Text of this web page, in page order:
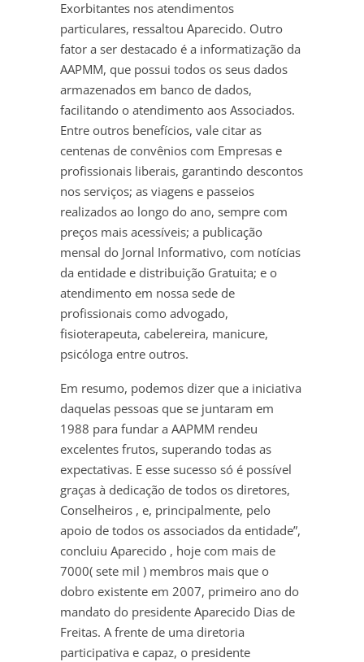
Exorbitantes nos atendimentos
particulares, ressaltou Aparecido. Outro
fator a ser destacado é a informatização da
AAPMM, que possui todos os seus dados
armazenados em banco de dados,
facilitando o atendimento aos Associados.
Entre outros benefícios, vale citar as
centenas de convênios com Empresas e
profissionais liberais, garantindo descontos
nos serviços; as viagens e passeios
realizados ao longo do ano, sempre com
preços mais acessíveis; a publicação
mensal do Jornal Informativo, com notícias
da entidade e distribuição Gratuita; e o
atendimento em nossa sede de
profissionais como advogado,
fisioterapeuta, cabelereira, manicure,
psicóloga entre outros.
Em resumo, podemos dizer que a iniciativa
daquelas pessoas que se juntaram em
1988 para fundar a AAPMM rendeu
excelentes frutos, superando todas as
expectativas. E esse sucesso só é possível
graças à dedicação de todos os diretores,
Conselheiros , e, principalmente, pelo
apoio de todos os associados da entidade”,
concluiu Aparecido , hoje com mais de
7000( sete mil ) membros mais que o
dobro existente em 2007, primeiro ano do
mandato do presidente Aparecido Dias de
Freitas. A frente de uma diretoria
participativa e capaz, o presidente